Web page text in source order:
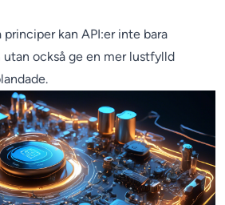
kan API:er inte bara
också ge en mer lustfylld